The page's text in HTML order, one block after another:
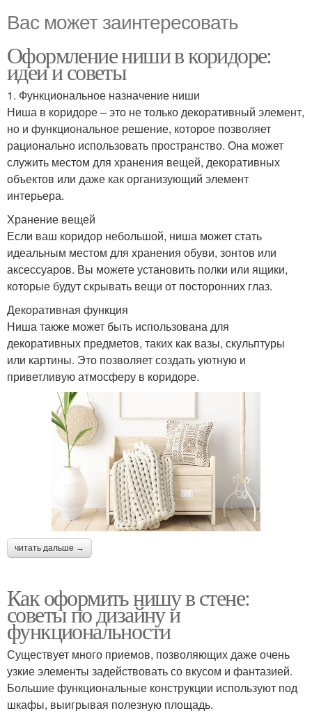
Вас может заинтересовать
Оформление ниши в коридоре:
идеи и советы
1. Функциональное назначение ниши
Ниша в коридоре – это не только декоративный элемент,
но и функциональное решение, которое позволяет
рационально использовать пространство. Она может
служить местом для хранения вещей, декоративных
объектов или даже как организующий элемент
интерьера.
Хранение вещей
Если ваш коридор небольшой, ниша может стать
идеальным местом для хранения обуви, зонтов или
аксессуаров. Вы можете установить полки или ящики,
которые будут скрывать вещи от посторонних глаз.
Декоративная функция
Ниша также может быть использована для
декоративных предметов, таких как вазы, скульптуры
или картины. Это позволяет создать уютную и
приветливую атмосферу в коридоре.
читать дальше →
Как оформить нишу в стене:
советы по дизайну и
функциональности
Существует много приемов, позволяющих даже очень
узкие элементы задействовать со вкусом и фантазией.
Большие функциональные конструкции используют под
шкафы, выигрывая полезную площадь.